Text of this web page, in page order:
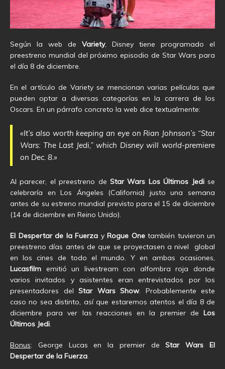
Según la web de Variety, Disney tiene programado el
preestreno mundial del próximo episodio de Star Wars para
el día 8 de diciembre.
En el artículo de Variety se mencionan varias películas que
pueden optar a diversas categorías en la carrera de los
Oscars. En un párrafo concreto la web dice textualmente:
«It’s also worth keeping an eye on Rian Johnson’s “Star
Wars: The Last Jedi,” which Disney will world-premiere
on Dec. 8.»
Al parecer, el preestreno de Star Wars Los Últimos Jedise
celebraría en Los Ángeles (California) justo una semana
antes de su estreno mundial previsto para el 15 de diciembre
(14 de diciembre en Reino Unido).
El Despertar de la Fuerza y Rogue Onetambién tuvieron un
preestreno días antes de que se proyectasen a nivel global
en los cines de todo el mundo. Y en ambas ocasiones,
Lucasfilm emitió un livestream con alfombra roja donde
varios invitados y asistentes eran entrevistados por los
presentadores del Star Wars Show. Probablemente este
caso no sea distinto, así que estaremos atentos el día 8 de
diciembre para ver las reacciones en la premier de Los
Últimos Jedi.
Bonus: George Lucas en la premier deStar Wars El
Despertar de la Fuerza.